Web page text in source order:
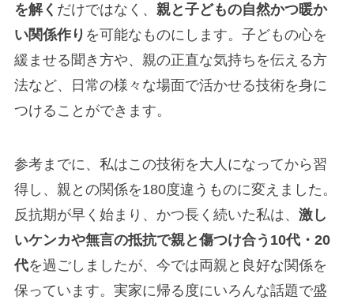
を解く だけではなく、 親と子どもの自然かつ暖か
い関係作り を可能なものにします。子どもの心を
緩ませる聞き方や、親の正直な気持ちを伝える方
法など、日常の様々な場面で活かせる技術を身に
つけることができます。
参考までに、私はこの技術を大人になってから習
得し、親との関係を180度違うものに変えました。
反抗期が早く始まり、かつ長く続いた私は、 激し
いケンカや無言の抵抗で親と傷つけ合う10代・20
代を過ごしましたが、今では両親と良好な関係を
保っています。実家に帰る度にいろんな話題で盛